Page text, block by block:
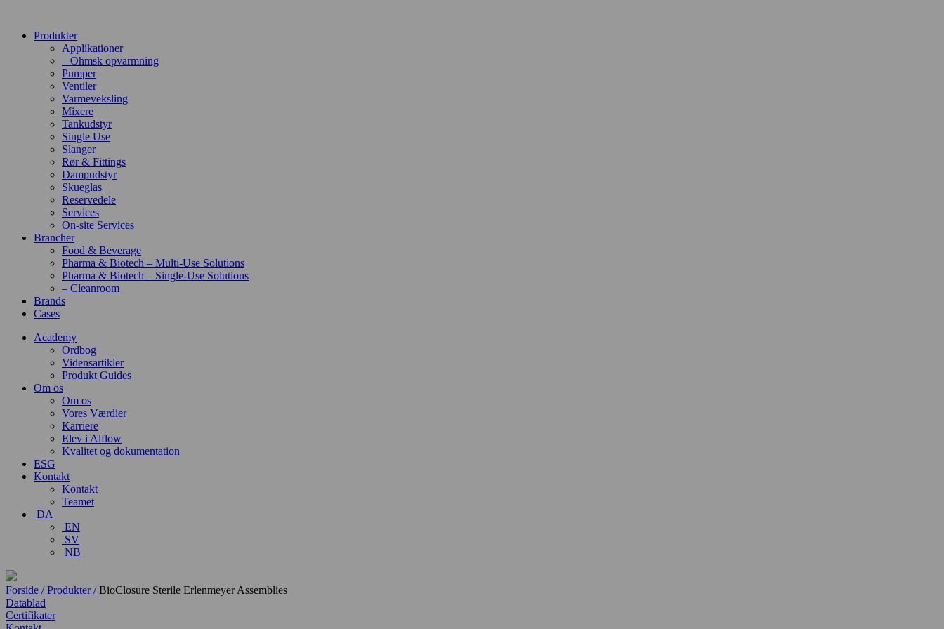
Produkter
Applikationer
– Ohmsk opvarmning
Pumper
Ventiler
Varmeveksling
Mixere
Tankudstyr
Single Use
Slanger
Rør & Fittings
Dampudstyr
Skueglas
Reservedele
Services
On-site Services
Brancher
Food & Beverage
Pharma & Biotech – Multi-Use Solutions
Pharma & Biotech – Single-Use Solutions
– Cleanroom
Brands
Cases
Academy
Ordbog
Vidensartikler
Produkt Guides
Om os
Om os
Vores Værdier
Karriere
Elev i Alflow
Kvalitet og dokumentation
ESG
Kontakt
Kontakt
Teamet
DA
EN
SV
NB
Forside / Produkter / BioClosure Sterile Erlenmeyer Assemblies
Datablad
Certifikater